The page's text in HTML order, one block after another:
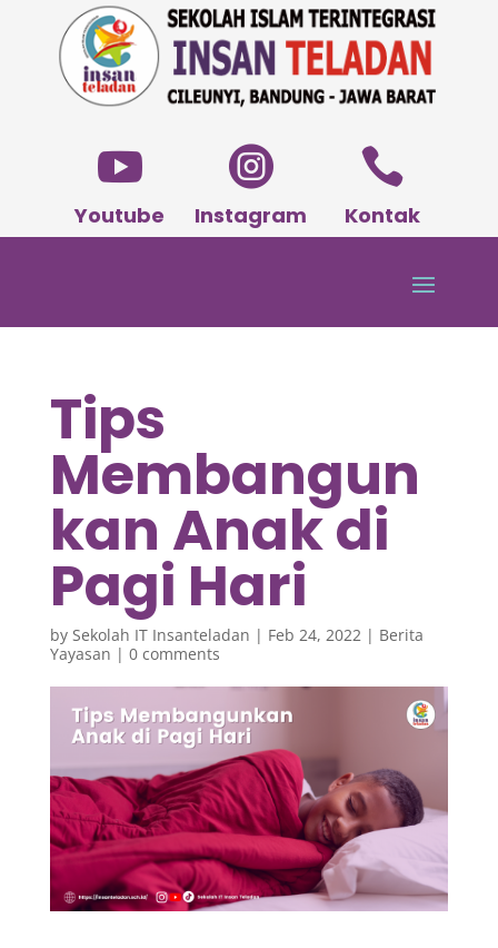

Kontak

Instagram

Youtube
Tips
Membangun
kan Anak di
Pagi Hari
by Sekolah IT Insanteladan | Feb 24, 2022| Berita
Yayasan | 0 comments